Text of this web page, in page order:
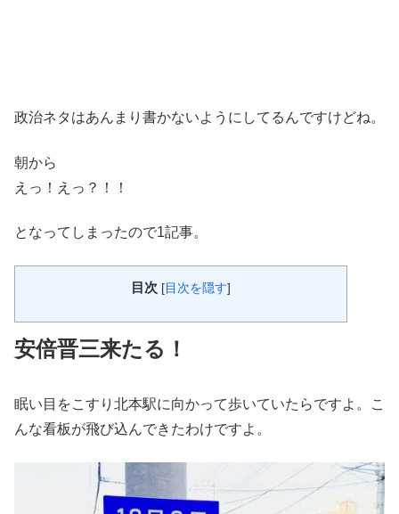
政治ネタはあんまり書かないようにしてるんですけどね。
朝から
えっ！えっ？！！
となってしまったので1記事。
目次 [目次を隠す]
安倍晋三来たる！
眠い目をこすり北本駅に向かって歩いていたらですよ。こ
んな看板が飛び込んできたわけですよ。